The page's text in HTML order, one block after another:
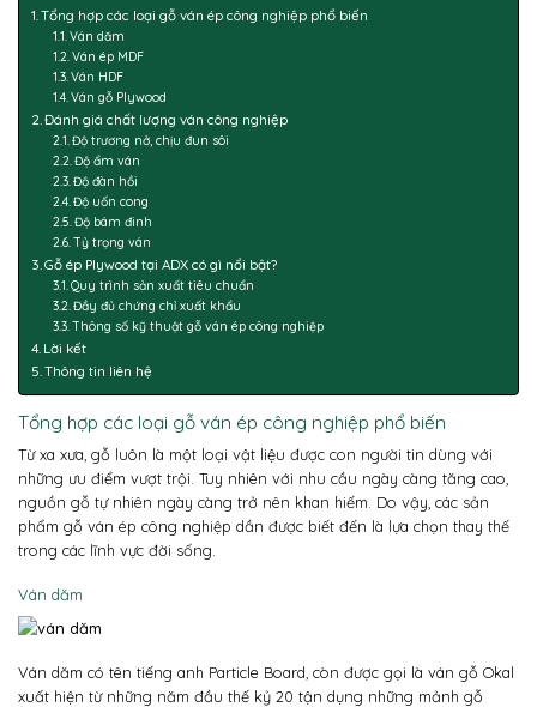
Tổng hợp các loại gỗ ván ép công nghiệp phổ biến
Ván dăm
Ván ép MDF
Ván HDF
Ván gỗ Plywood
Đánh giá chất lượng ván công nghiệp
Độ trương nở, chịu đun sôi
Độ ẩm ván
Độ đàn hồi
Độ uốn cong
Độ bám đinh
Tỷ trọng ván
Gỗ ép Plywood tại ADX có gì nổi bật?
Quy trình sản xuất tiêu chuẩn
Đầy đủ chứng chỉ xuất khẩu
Thông số kỹ thuật gỗ ván ép công nghiệp
Lời kết
Thông tin liên hệ
Tổng hợp các loại gỗ ván ép công nghiệp phổ biến
Từ xa xưa, gỗ luôn là một loại vật liệu được con người tin dùng với
những ưu điểm vượt trội. Tuy nhiên với nhu cầu ngày càng tăng cao,
nguồn gỗ tự nhiên ngày càng trở nên khan hiếm. Do vậy, các sản
phẩm gỗ ván ép công nghiệp dần được biết đến là lựa chọn thay thế
trong các lĩnh vực đời sống.
Ván dăm
Ván dăm có tên tiếng anh Particle Board, còn được gọi là ván gỗ Okal
xuất hiện từ những năm đầu thế kỷ 20 tận dụng những mảnh gỗ